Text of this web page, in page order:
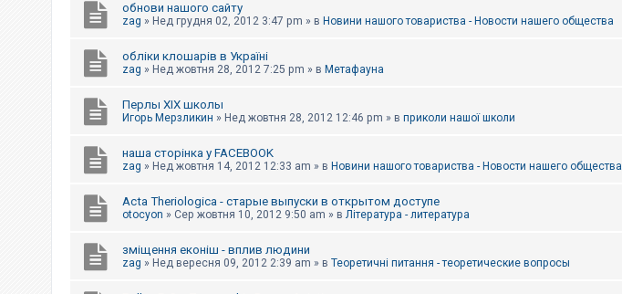
обнови нашого сайту
zag » Нед грудня 02, 2012 3:47 pm » в Новини нашого товариства - Новости нашего общества
обліки клошарів в Україні
zag » Нед жовтня 28, 2012 7:25 pm » в Метафауна
Перлы ХІХ школы
Игорь Мерзликин » Нед жовтня 28, 2012 12:46 pm » в приколи нашої школи
наша сторінка у FACEBOOK
zag » Нед жовтня 14, 2012 12:33 am » в Новини нашого товариства - Новости нашего общества
Acta Theriologica - старые выпуски в открытом доступе
otocyon » Сер жовтня 10, 2012 9:50 am » в Література - литература
зміщення еконіш - вплив людини
zag » Нед вересня 09, 2012 2:39 am » в Теоретичні питання - теоретические вопросы